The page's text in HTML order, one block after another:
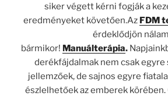
siker végett kérni fogják a
eredményeket követően.Az FDM
érdeklődjön nálam
bármikor! Manuálterápia.
derékfájdalmak nem csak egyre
jellemzőek, de sajnos egyre
észlelhetőek az emberek körében.